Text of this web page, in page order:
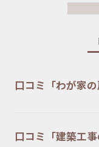
口コミ「わが家
口コミ「建築工事